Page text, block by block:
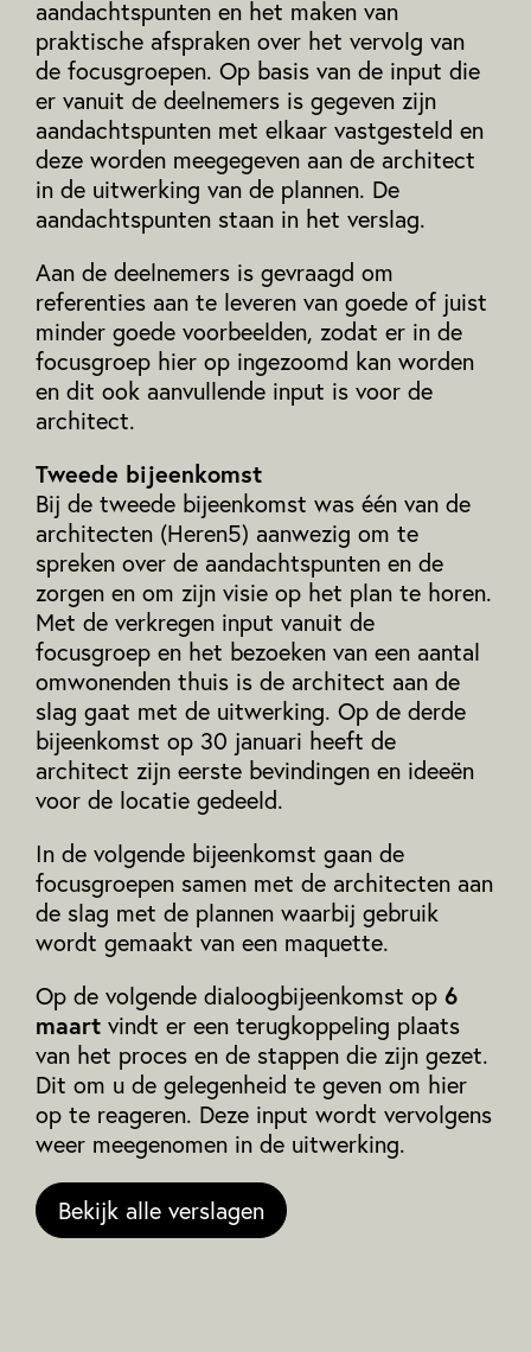
aandachtspunten en het maken van
praktische afspraken over het vervolg van
de focusgroepen. Op basis van de input die
er vanuit de deelnemers is gegeven zijn
aandachtspunten met elkaar vastgesteld en
deze worden meegegeven aan de architect
in de uitwerking van de plannen. De
aandachtspunten staan in het verslag.
Aan de deelnemers is gevraagd om
referenties aan te leveren van goede of juist
minder goede voorbeelden, zodat er in de
focusgroep hier op ingezoomd kan worden
en dit ook aanvullende input is voor de
architect.
Tweede bijeenkomst
Bij de tweede bijeenkomst was één van de
architecten (Heren5) aanwezig om te
spreken over de aandachtspunten en de
zorgen en om zijn visie op het plan te horen.
Met de verkregen input vanuit de
focusgroep en het bezoeken van een aantal
omwonenden thuis is de architect aan de
slag gaat met de uitwerking. Op de derde
bijeenkomst op 30 januari heeft de
architect zijn eerste bevindingen en ideeën
voor de locatie gedeeld.
In de volgende bijeenkomst gaan de
focusgroepen samen met de architecten aan
de slag met de plannen waarbij gebruik
wordt gemaakt van een maquette.
Op de volgende dialoogbijeenkomst op 6
maart vindt er een terugkoppeling plaats
van het proces en de stappen die zijn gezet.
Dit om u de gelegenheid te geven om hier
op te reageren. Deze input wordt vervolgens
weer meegenomen in de uitwerking.
Bekijk alle verslagen